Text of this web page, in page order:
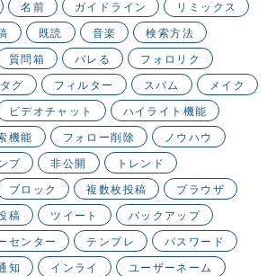
名前 ガイドライン リミックス
既読 音楽 検索方法
質問箱 バレる フォロリク
グ フィルター スパム メイク
ビデオチャット ハイライト機能
機能 フォロー削除 ノウハウ
プ 非公開 トレンド
ブロック 複数枚投稿 ブラウザ
稿 ツイート バックアップ
センター テンプレ パスワード
知 インライ ユーザーネーム